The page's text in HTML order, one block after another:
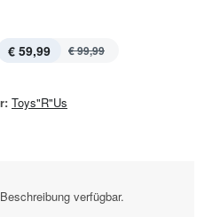
€ 59,99 € 99,99
Toys"R"Us
verfügbar.